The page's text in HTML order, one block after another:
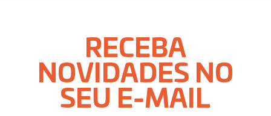
RECEBA
NOVIDADES NO
SEU E-MAIL